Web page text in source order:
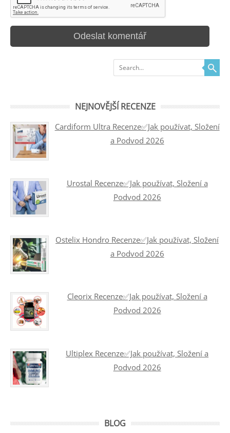
Search
NEJNOVĚJŠÍ RECENZE
Cardiform Ultra Recenze✅Jak používat, Složení
a Podvod 2026
Urostal Recenze✅Jak používat, Složení a
Podvod 2026
Ostelix Hondro Recenze✅Jak používat, Složení
a Podvod 2026
Cleorix Recenze✅Jak používat, Složení a
Podvod 2026
Ultiplex Recenze✅Jak používat, Složení a
Podvod 2026
BLOG